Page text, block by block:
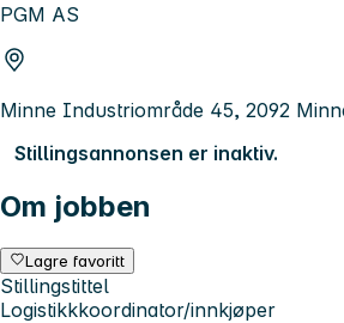
PGM AS
Minne Industriområde 45, 2092
Stillingsannonsen er inaktiv.
Om jobben
Lagre favoritt
Stillingstittel
Logistikkkoordinator/innkjøper